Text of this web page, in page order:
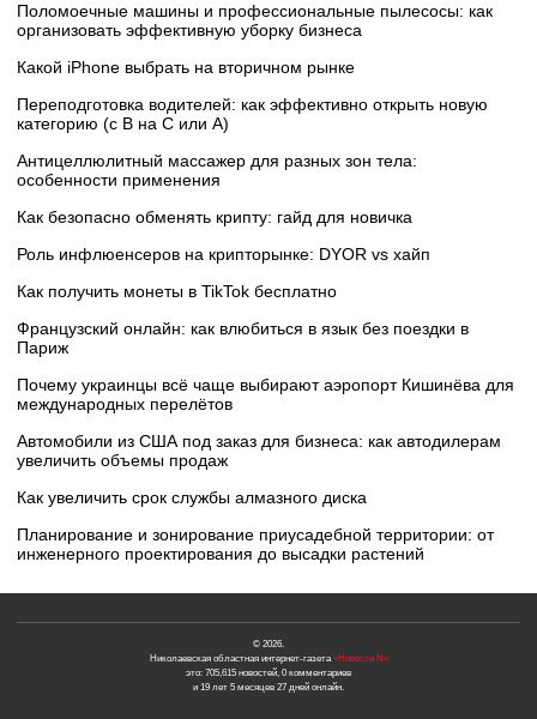
Поломоечные машины и профессиональные пылесосы: как
организовать эффективную уборку бизнеса
Какой iPhone выбрать на вторичном рынке
Переподготовка водителей: как эффективно открыть новую
категорию (с B на C или А)
Антицеллюлитный массажер для разных зон тела:
особенности применения
Как безопасно обменять крипту: гайд для новичка
Роль инфлюенсеров на крипторынке: DYOR vs хайп
Как получить монеты в TikTok бесплатно
Французский онлайн: как влюбиться в язык без поездки в
Париж
Почему украинцы всё чаще выбирают аэропорт Кишинёва для
международных перелётов
Автомобили из США под заказ для бизнеса: как автодилерам
увеличить объемы продаж
Как увеличить срок службы алмазного диска
Планирование и зонирование приусадебной территории: от
инженерного проектирования до высадки растений
© 2026.
Николаевская областная интернет-газета«Новости N»
это: 705,615 новостей, 0 комментариев
и 19 лет 5 месяцев 27 дней онлайн.